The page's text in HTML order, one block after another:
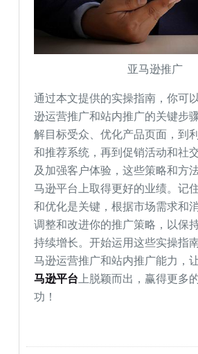
亚马逊推广
通过本文提供的实操指南，你可
逊运营推广和站内推广的关键步
解目标受众、优化产品页面，到
和推荐系统，再到促销活动和社
及加强客户体验，这些策略和方
马逊平台上取得更好的业绩。记
和优化是关键，根据市场需求和
调整和改进你的推广策略，以保
持续增长。开始运用这些实操指
马逊运营推广和站内推广能力，
马逊平台上脱颖而出，赢得更多
功！